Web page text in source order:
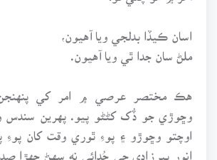
اسان ڪيڏا بدلجي ويا آهيون،
ملڻ سان جدا ٿي ويا آهيون.
هڪ مختصر عرصي ۾ امر کي
وڇوڙي جو ڏُک کڻڻو پيو. پهرين سندس
اوچتو وڇوڙو ۽ پوءِ ٿوري وقت کان پوءِ
انور پيرزادي جي جُدائي نه سهڻ جهڙا صدما